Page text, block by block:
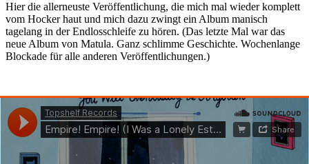
Hier die allerneuste Veröffentlichung, die mich mal wieder komplett
vom Hocker haut und mich dazu zwingt ein Album manisch
tagelang in der Endlosschleife zu hören. (Das letzte Mal war das
neue Album von Matula. Ganz schlimme Geschichte. Wochenlange
Blockade für alle anderen Veröffentlichungen.)